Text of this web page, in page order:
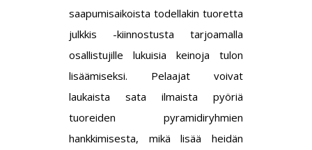
saapumisaikoista todellakin tuoretta
julkkis -kiinnostusta tarjoamalla
osallistujille lukuisia keinoja tulon
lisäämiseksi. Pelaajat voivat
laukaista sata ilmaista pyöriä
tuoreiden pyramidiryhmien
hankkimisesta, mikä lisää heidän